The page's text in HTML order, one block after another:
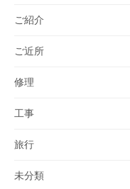
ご紹介
ご近所
修理
工事
旅行
未分類